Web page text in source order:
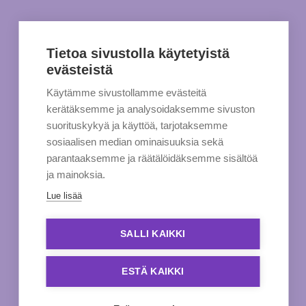
Tietoa sivustolla käytetyistä
evästeistä
Käytämme sivustollamme evästeitä
kerätäksemme ja analysoidaksemme sivuston
suorituskykyä ja käyttöä, tarjotaksemme
sosiaalisen median ominaisuuksia sekä
parantaaksemme ja räätälöidäksemme sisältöä
ja mainoksia.
Lue lisää
SALLI KAIKKI
ESTÄ KAIKKI